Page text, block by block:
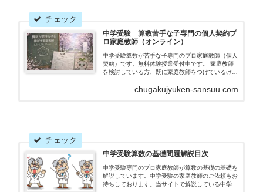
中学受験 算数苦手な子専門の個人契約プ
ロ家庭教師（オンライン）
中学受験算数が苦手な子専門のプロ家庭教師（個人
契約）です。無料体験授業受付中です。 家庭教師
を検討している方、既に家庭教師をつけているけれ
ます。丸暗記に頼らず正しく理解することで、少し
chugakujyuken-sansuu.com
中学受験算数の基礎問題解説目次
中学受験専門のプロ家庭教師が算数の基礎の基礎を
解説しています。中学受験の家庭教師のご依頼もお
待ちしております。当サイトで解説している中学受